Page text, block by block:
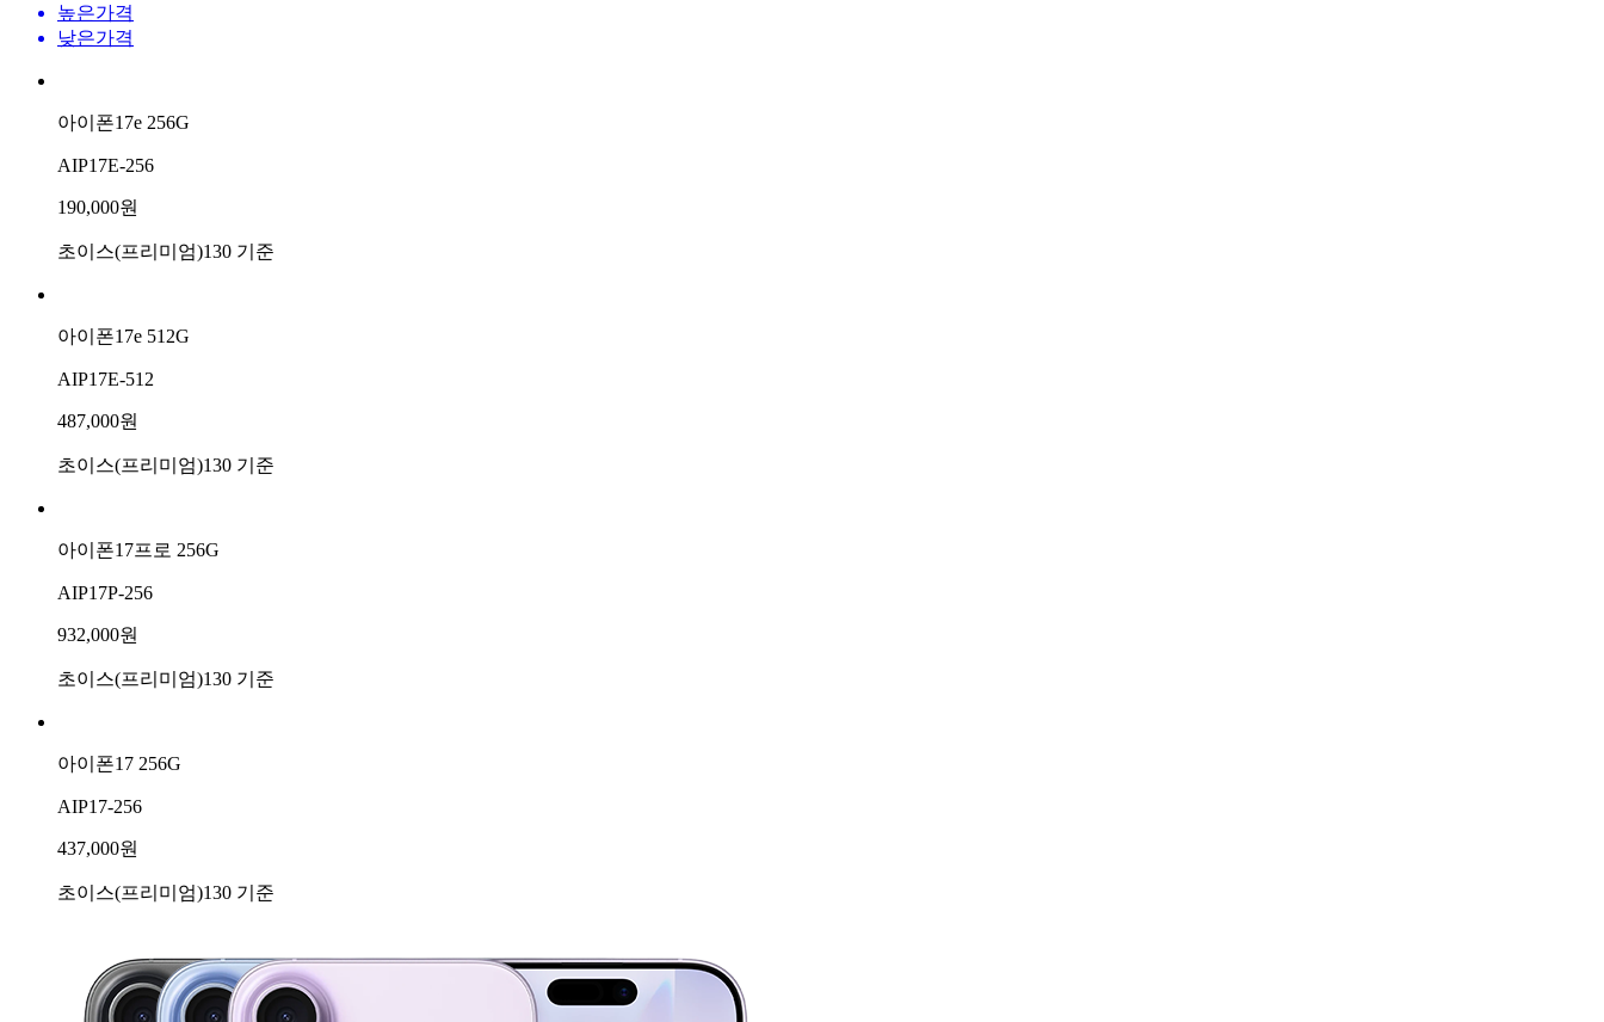
높은가격
낮은가격
아이폰17e 256G
AIP17E-256
190,000원
초이스(프리미엄)130 기준
아이폰17e 512G
AIP17E-512
487,000원
초이스(프리미엄)130 기준
아이폰17프로 256G
AIP17P-256
932,000원
초이스(프리미엄)130 기준
아이폰17 256G
AIP17-256
437,000원
초이스(프리미엄)130 기준